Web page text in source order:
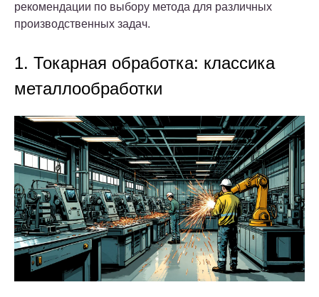
рекомендации по выбору метода для различных
производственных задач.
1. Токарная обработка: классика
металлообработки